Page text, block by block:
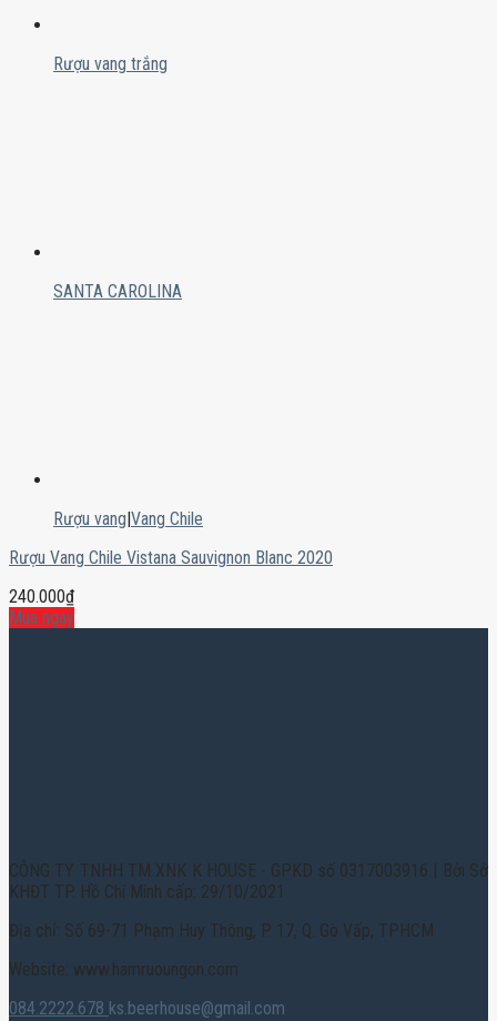
Rượu vang trắng
SANTA CAROLINA
Rượu vang|Vang Chile
Rượu Vang Chile Vistana Sauvignon Blanc 2020
240.000₫
Mua ngay
CÔNG TY TNHH TM XNK K HOUSE - GPKD số 0317003916 | Bởi Sở
KHĐT TP. Hồ Chí Minh cấp: 29/10/2021
Địa chỉ: Số 69-71 Phạm Huy Thông, P. 17, Q. Gò Vấp, TPHCM
Website: www.hamruoungon.com
084.2222.678 ks.beerhouse@gmail.com